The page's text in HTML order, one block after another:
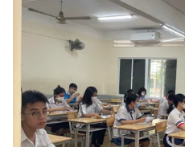
Theo dõi báo trên
Đài Truyền
Cơ quan báo chí:Thời báo VTV
Giấy phép hoạt động báo in và
cấp ngày 29/12/2023